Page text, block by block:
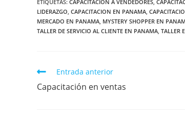
ETIQUETAS: CAPACITACION A VENDEDORES
LIDERAZGO CAPACITACION EN PANAMA
MERCADO EN PANAMA MYSTERY SHOPPER EN
TALLER DE SERVICIO AL CLIENTE EN PANAMA TALLER
Entrada anterior
Capacitación en ventas